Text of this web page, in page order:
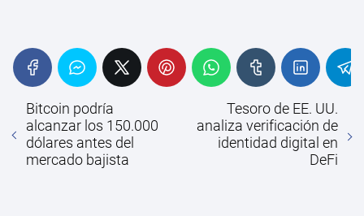
Bitcoin podría
alcanzar los 150.000
dólares antes del
mercado bajista
Tesoro de EE. UU.
analiza verificación de
identidad digital en
DeFi